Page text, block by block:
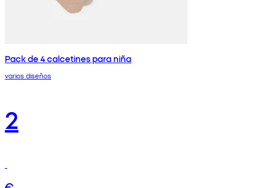
Pack de 4 calcetines para niña
varios diseños
2